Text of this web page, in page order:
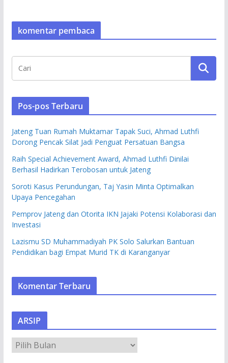
komentar pembaca
Pos-pos Terbaru
Jateng Tuan Rumah Muktamar Tapak Suci, Ahmad Luthfi
Dorong Pencak Silat Jadi Penguat Persatuan Bangsa
Raih Special Achievement Award, Ahmad Luthfi Dinilai
Berhasil Hadirkan Terobosan untuk Jateng
Soroti Kasus Perundungan, Taj Yasin Minta Optimalkan
Upaya Pencegahan
Pemprov Jateng dan Otorita IKN Jajaki Potensi Kolaborasi dan
Investasi
Lazismu SD Muhammadiyah PK Solo Salurkan Bantuan
Pendidikan bagi Empat Murid TK di Karanganyar
Komentar Terbaru
ARSIP
R